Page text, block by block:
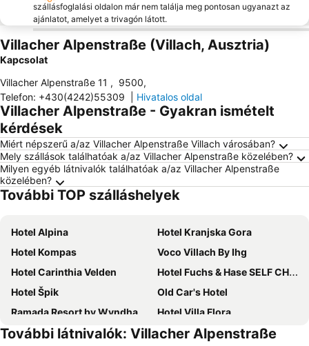
szállásfoglalási oldalon már nem találja meg pontosan ugyanazt az
ajánlatot, amelyet a trivagón látott.
Villacher Alpenstraße (Villach, Ausztria)
Kapcsolat
Villacher Alpenstraße 11 , 9500,
Telefon: +430(4242)55309 Hivatalos oldal
Villacher Alpenstraße - Gyakran ismételt
kérdések
Miért népszerű a/az Villacher Alpenstraße Villach városában?
Mely szállások találhatóak a/az Villacher Alpenstraße közelében?
Milyen egyéb látnivalók találhatóak a/az Villacher Alpenstraße
közelében?
További TOP szálláshelyek
Hotel Alpina
Hotel Kranjska Gora
Hotel Kompas
Voco Villach By Ihg
Hotel Carinthia Velden
Hotel Fuchs & Hase SELF CHECK IN
Hotel Špik
Old Car's Hotel
Ramada Resort by Wyndham Kranjska Gora
Hotel Villa Flora
Apartments and Rooms Banić Hotel Restaurant Südrast Dreiländereck
További látnivalók: Villacher Alpenstraße